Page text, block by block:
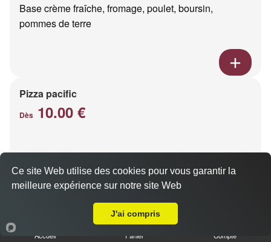
Base crème fraîche, fromage, poulet, boursin,
pommes de terre
Pizza pacific
Dès 10.00 €
Accueil Panier Compte
Ce site Web utilise des cookies pour vous garantir la
meilleure expérience sur notre site Web
J'ai compris